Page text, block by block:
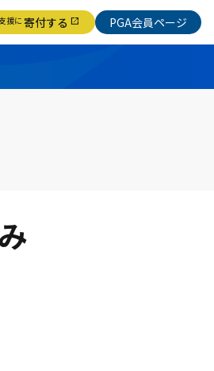
援に寄付する open_in_new PGA会員ページ